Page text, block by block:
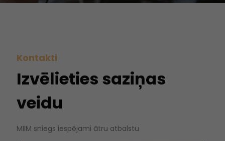
Kontakti
Izvēlieties saziņas
veidu
MIIM sniegs iespējami ātru atbalstu